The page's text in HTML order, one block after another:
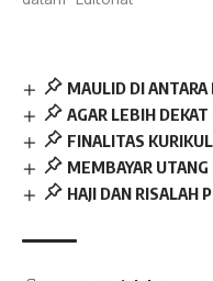
MAULID DI
AGAR LEBIH
FINALITAS
MEMBAYAR
HAJI DAN RISALAH